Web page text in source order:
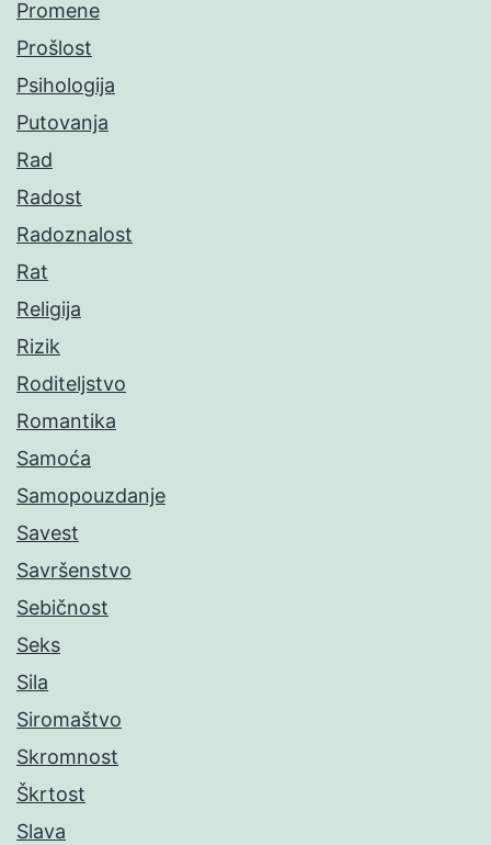
Promene
Prošlost
Psihologija
Putovanja
Rad
Radost
Radoznalost
Rat
Religija
Rizik
Roditeljstvo
Romantika
Samoća
Samopouzdanje
Savest
Savršenstvo
Sebičnost
Seks
Sila
Siromaštvo
Skromnost
Škrtost
Slava